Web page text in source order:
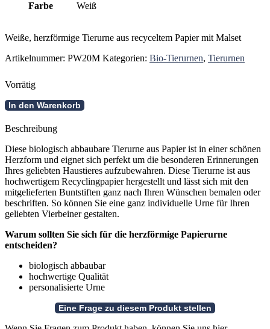
Farbe Weiß
Weiße, herzförmige Tierurne aus recyceltem Papier mit Malset
Artikelnummer: PW20M Kategorien: Bio-Tierurnen, Tierurnen
Vorrätig
Herzförmige
Malset
In den Warenkorb
Beschreibung
Diese biologisch abbaubare Tierurne aus Papier ist in einer schönen
Herzform und eignet sich perfekt um die besonderen Erinnerungen
Ihres geliebten Haustieres aufzubewahren. Diese Tierurne ist aus
hochwertigem Recyclingpapier hergestellt und lässt sich mit den
mitgelieferten Buntstiften ganz nach Ihren Wünschen bemalen oder
beschriften. So können Sie eine ganz individuelle Urne für Ihren
geliebten Vierbeiner gestalten.
Warum sollten Sie sich für die herzförmige Papierurne
entscheiden?
biologisch abbaubar
hochwertige Qualität
personalisierte Urne